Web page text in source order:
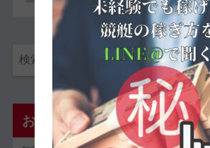
おすすめ優良予想サイト